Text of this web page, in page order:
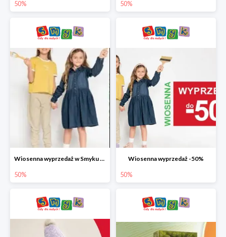
50% 50%
Wiosenna wyprzedaż w Smyku do -50%
50%
Wiosenna wyprzedaż -50%
50%